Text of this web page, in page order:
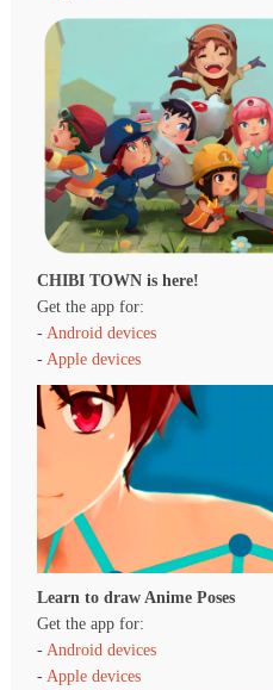
CHIBI TOWN is here!
Get the app for:
-Android devices
-Apple devices
Learn to draw Anime Poses
Get the app for:
- Android devices
- Apple devices